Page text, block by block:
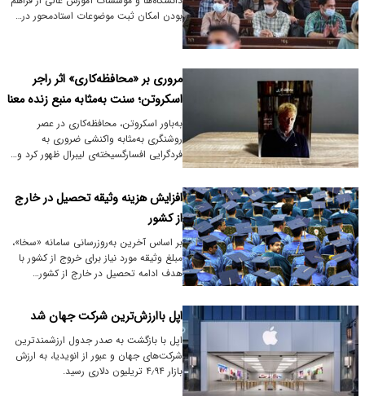
بودن امکان ثبت موضوعات استادمحور در…
مروری بر «محافظه‌کاری» اثر راجر
اسکروتن؛ سنت به‌مثابه منبع زنده‌ معنا
به‌باور اسکروتن، محافظه‌کاری در عصر
روشنگری به‌مثابه واکنشی ضروری به
فردگرایی افسارگسیخته‌ی لیبرال ظهور کرد و…
افزایش هزینه وثیقه تحصیل در خارج
از کشور
بر اساس آخرین به‌روزرسانی سامانه «سخا»،
مبلغ وثیقه مورد نیاز برای خروج از کشور با
هدف ادامه تحصیل در خارج از کشور…
اپل باارزش‌ترین شرکت جهان شد
اپل با بازگشت به صدر جدول ارزشمندترین
شرکت‌های جهان و عبور از انویدیا، به ارزش
بازار ۴٫۹۴ تریلیون دلاری رسید.